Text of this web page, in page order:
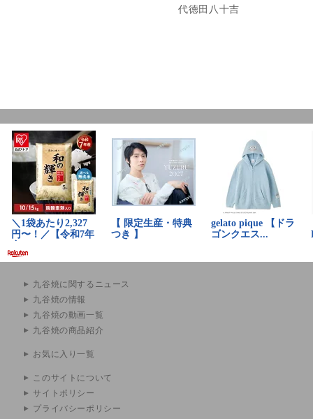
代徳田八十吉
九谷焼に関するニュース
九谷焼の情報
九谷焼の動画一覧
九谷焼の商品紹介
お気に入り一覧
このサイトについて
サイトポリシー
プライバシーポリシー